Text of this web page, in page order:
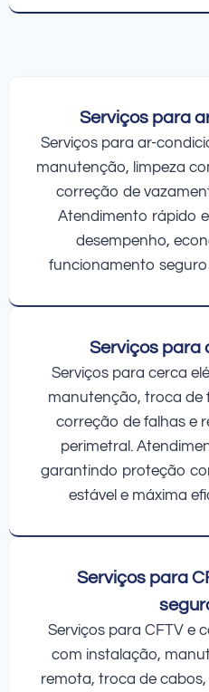
Serviços para
Serviços para ar-
manutenção, limpeza
correção de
Atendimento rápido
desempenho,
funcionamento
Serviços para
Serviços para cerca
manutenção, troca de
correção de falhas e
perimetral.
garantindo proteção
estável e máxima
Serviços para
Serviços para CFTV e
com instalação,
remota, troca de